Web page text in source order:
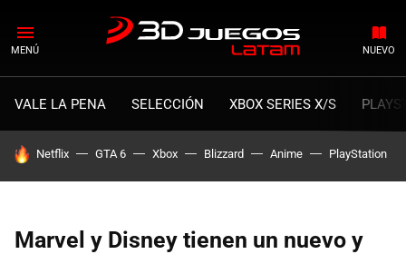
MENÚ NUEVO
VALE LA PENA SELECCIÓN XBOX SERIES X/S
HOY SE HABLA DE
Netflix GTA 6 Xbox Blizzard Anime PlayStation
Marvel y Disney tienen un nuevo y